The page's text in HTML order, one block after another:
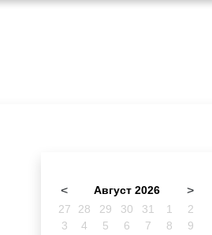
< Август 2026 >
27 28 29 30 31 1
2
3
4 5 6 7 8
9